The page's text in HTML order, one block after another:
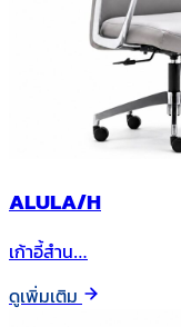
ALULA/H
เก้าอี้สำน…
ดูเพิ่มเติม